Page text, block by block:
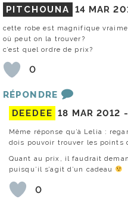
PITCHOUNA 14 MAR
cette robe est magnifique
où peut on la trouver?
c’est quel ordre de prix?
0
RÉPONDRE
DEEDEE 18 MAR 2012 -
Même réponse qu’à Lelia :
dois pouvoir trouver les points
Quant au prix, il faudrait
puisqu’il s’agit d’un cadeau
0